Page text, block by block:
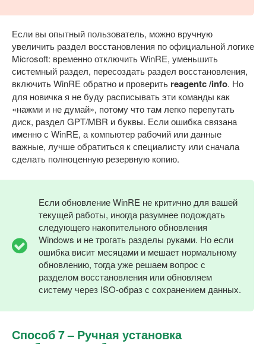
Если вы опытный пользователь, можно вручную
увеличить раздел восстановления по официальной логике
Microsoft: временно отключить WinRE, уменьшить
системный раздел, пересоздать раздел восстановления,
включить WinRE обратно и проверить reagentc /info. Но
для новичка я не буду расписывать эти команды как
«нажми и не думай», потому что там легко перепутать
диск, раздел GPT/MBR и буквы. Если ошибка связана
именно с WinRE, а компьютер рабочий или данные
важные, лучше обратиться к специалисту или сначала
сделать полноценную резервную копию.
Если обновление WinRE не критично для вашей
текущей работы, иногда разумнее подождать
следующего накопительного обновления
Windows и не трогать разделы руками. Но если
ошибка висит месяцами и мешает нормальному
обновлению, тогда уже решаем вопрос с
разделом восстановления или обновляем
систему через ISO-образ с сохранением данных.
Способ 7 – Ручная установка